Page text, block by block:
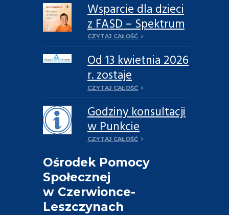
Ośrodek Pomocy
Społecznej
w Czerwionce-
Leszczynach
Wsparcie dla dzieci
z FASD – Spektrum
Płodowych
Zaburzeń
Alkoholowych
CZYTAJ CAŁOŚĆ
Od 13 kwietnia 2026
r. zostaje
reaktywowana
Grupa rodzinna Al-
Anon „Godność” w
Leszczynach
CZYTAJ CAŁOŚĆ
Godziny konsultacji
w Punkcie
informacyjno-
konsultacyjnym w
2026 roku
CZYTAJ CAŁOŚĆ